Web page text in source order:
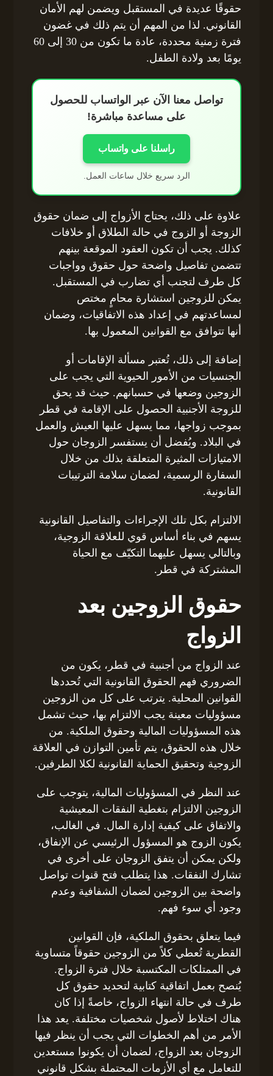
حقوقًا عديدة في المستقبل ويضمن لهم الأمان
القانوني. لذا من المهم أن يتم ذلك في غضون
فترة زمنية محددة، عادة ما تكون من 30 إلى 60
يومًا بعد ولادة الطفل.
تواصل معنا الآن عبر الواتساب للحصول
على مساعدة مباشرة!
راسلنا على واتساب
الرد سريع خلال ساعات العمل.
علاوة على ذلك، يحتاج الأزواج إلى ضمان حقوق
الزوجة أو الزوج في حالة الطلاق أو خلافات
كذلك. يجب أن تكون العقود الموقعة بينهم
تتضمن تفاصيل واضحة حول حقوق وواجبات
كل طرف لتجنب أي تضارب في المستقبل.
يمكن للزوجين استشارة محامٍ مختص
لمساعدتهم في إعداد هذه الاتفاقيات، وضمان
أنها تتوافق مع القوانين المعمول بها.
إضافة إلى ذلك، تُعتبر مسألة الإقامات أو
الجنسيات من الأمور الحيوية التي يجب على
الزوجين وضعها في حسبانهم. حيث قد يحق
للزوجة الأجنبية الحصول على الإقامة في قطر
بموجب زواجها، مما يسهل عليها العيش والعمل
في البلاد. ويُفضل أن يستفسر الزوجان حول
الامتيازات المثيرة المتعلقة بذلك من خلال
السفارة الرسمية، لضمان سلامة الترتيبات
القانونية.
الالتزام بكل تلك الإجراءات والتفاصيل القانونية
يسهم في بناء أساس قوي للعلاقة الزوجية،
وبالتالي يسهل عليهما التكيّف مع الحياة
المشتركة في قطر.
حقوق الزوجين بعد
الزواج
عند الزواج من أجنبية في قطر، يكون من
الضروري فهم الحقوق القانونية التي تُحددها
القوانين المحلية. يترتب على كل من الزوجين
مسؤوليات معينة يجب الالتزام بها، حيث تشمل
هذه المسؤوليات المالية وحقوق الملكية. من
خلال هذه الحقوق، يتم تأمين التوازن في العلاقة
الزوجية وتحقيق الحماية القانونية لكلا الطرفين.
عند النظر في المسؤوليات المالية، يتوجب على
الزوجين الالتزام بتغطية النفقات المعيشية
والاتفاق على كيفية إدارة المال. في الغالب،
يكون الزوج هو المسؤول الرئيسي عن الإنفاق،
ولكن يمكن أن يتفق الزوجان على أخرى في
تشارك النفقات. هذا يتطلب فتح قنوات تواصل
واضحة بين الزوجين لضمان الشفافية وعدم
وجود أي سوء فهم.
فيما يتعلق بحقوق الملكية، فإن القوانين
القطرية تُعطي كلاً من الزوجين حقوقاً متساوية
في الممتلكات المكتسبة خلال فترة الزواج.
يُنصح بعمل اتفاقية كتابية لتحديد حقوق كل
طرف في حالة انتهاء الزواج، خاصةً إذا كان
هناك اختلاط لأصول شخصيات مختلفة. يعد هذا
الأمر من أهم الخطوات التي يجب أن ينظر فيها
الزوجان بعد الزواج، لضمان أن يكونوا مستعدين
للتعامل مع أي الأزمات المحتملة بشكل قانوني